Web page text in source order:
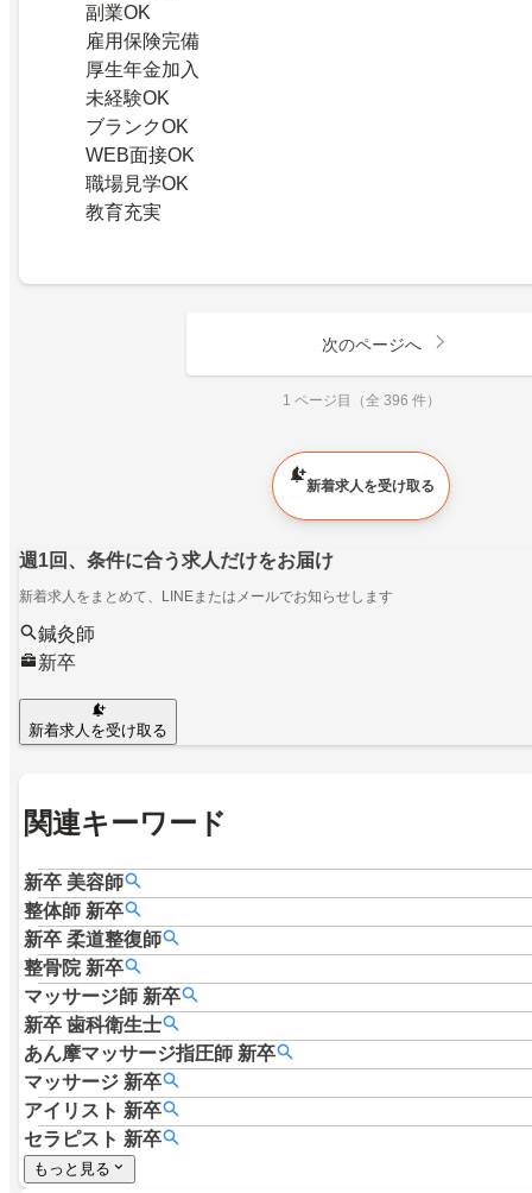
副業OK
雇用保険完備
厚生年金加入
未経験OK
ブランクOK
WEB面接OK
職場見学OK
教育充実
次のページへ
1 ページ目（全 396 件）
新着求人を受け取る
週1回、条件に合う求人だけをお届け
新着求人をまとめて、LINEまたはメールでお知らせします
鍼灸師
新卒
新着求人を受け取る
関連キーワード
新卒 美容師
整体師 新卒
新卒 柔道整復師
整骨院 新卒
マッサージ師 新卒
新卒 歯科衛生士
あん摩マッサージ指圧師 新卒
マッサージ 新卒
アイリスト 新卒
セラピスト 新卒
もっと見る